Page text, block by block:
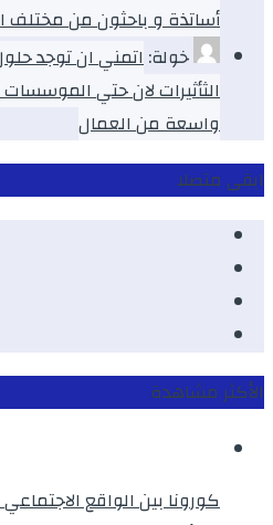
أساتذة و باحثون من مختلف
خولة:اتمني ان توجد
الثأثيرات لان حتي
واسعة من العمال
ابقى متصلا
الأكثر مشاهدة
كورونا بين الواقع